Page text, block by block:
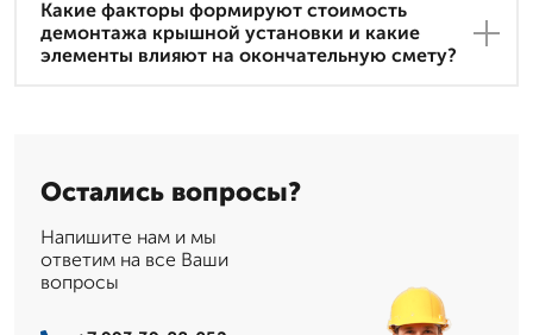
Какие факторы формируют стоимость
демонтажа крышной установки и какие
элементы влияют на окончательную смету?
Остались вопросы?
Напишите нам и мы
ответим на все Ваши
вопросы